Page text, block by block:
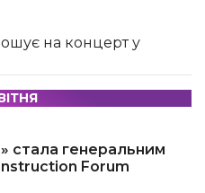
на концерт у
стала генеральним
Forum